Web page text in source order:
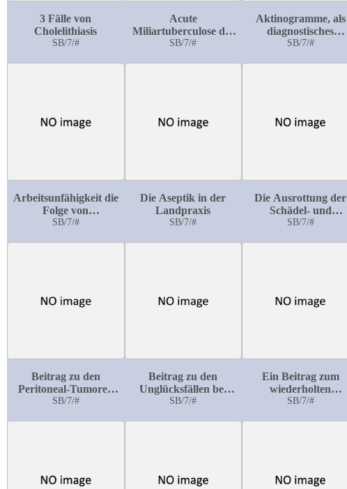
3 Fälle von
Cholelithiasis
SB/7/#
Acute
Miliartuberculose des
puerperalen Uterus
SB/7/#
Aktinogramme, als
diagnostisches
Hilfsmittel bei
SB/7/#
Arbeitsunfähigkeit die
Folge von
Schulterverletzungen,
SB/7/#
Die Aseptik in der
Landpraxis
SB/7/#
Die Ausrottung der
Schädel- und
Hirnhautgeschwülste
SB/7/#
Beitrag zu den
Peritoneal-Tumoren
besonders dem
SB/7/#
Beitrag zu den
Unglücksfällen bei
geburtshilflichen
SB/7/#
Ein Beitrag zum
wiederholten
Kaiserschnitt
SB/7/#